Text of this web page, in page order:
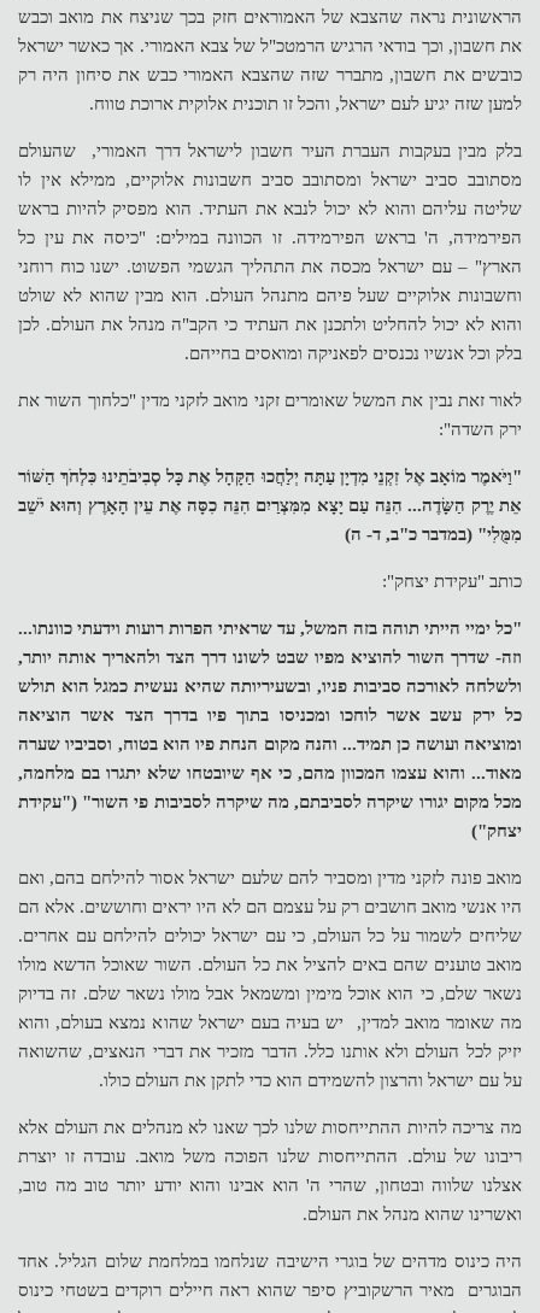
הראשונית נראה שהצבא של האמוראים חזק בכך שניצח את מואב וכבש
את חשבון, וכך בודאי הרגיש הרמטכ"ל של צבא האמורי. אך כאשר ישראל
כובשים את חשבון, מתברר שזה שהצבא האמורי כבש את סיחון היה רק
למען שזה יגיע לעם ישראל, והכל זו תוכנית אלוקית ארוכת טווח.
בלק מבין בעקבות העברת העיר חשבון לישראל דרך האמורי, שהעולם
מסתובב סביב ישראל ומסתובב סביב חשבונות אלוקיים, ממילא אין לו
שליטה עליהם והוא לא יכול לנבא את העתיד. הוא מפסיק להיות בראש
הפירמידה, ה' בראש הפירמידה. זו הכוונה במילים: "כיסה את עין כל
הארץ" – עם ישראל מכסה את התהליך הגשמי הפשוט. ישנו כוח רוחני
וחשבונות אלוקיים שעל פיהם מתנהל העולם. הוא מבין שהוא לא שולט
והוא לא יכול להחליט ולתכנן את העתיד כי הקב"ה מנהל את העולם. לכן
בלק וכל אנשיו נכנסים לפאניקה ומואסים בחייהם.
לאור זאת נבין את המשל שאומרים זקני מואב לזקני מדין "כלחוך השור את
ירק השדה":
"וַיֹּאמֶר מוֹאָב אֶל זִקְנֵי מִדְיָן עַתָּה יְלַחֲכוּ הַקָּהָל אֶת כָּל סְבִיבֹתֵינוּ כִּלְחֹךְ הַשּׁוֹר
אֵת יֶרֶק הַשָּׂדֶה... הִנֵּה עַם יָצָא מִמִּצְרַיִם הִנֵּה כִסָּה אֶת עֵין הָאָרֶץ וְהוּא יֹשֵׁב
מִמֻּלִי" (במדבר כ"ב, ד- ה)
כותב "עקידת יצחק":
"כל ימיי הייתי תוהה בזה המשל, עד שראיתי הפרות רועות וידעתי כוונתו...
וזה- שדרך השור להוציא מפיו שבט לשונו דרך הצד ולהאריך אותה יותר,
ולשלחה לאורכה סביבות פניו, ובשעיריותה שהיא נעשית כמגל הוא תולש
כל ירק עשב אשר לוחכו ומכניסו בתוך פיו בדרך הצד אשר הוציאה
ומוציאה ועושה כן תמיד... והנה מקום הנחת פיו הוא בטוח, וסביביו שערה
מאוד... והוא עצמו המכוון מהם, כי אף שיובטחו שלא יתגרו בם מלחמה,
מכל מקום יגורו שיקרה לסביבתם, מה שיקרה לסביבות פי השור" ("עקידת
יצחק")
מואב פונה לזקני מדין ומסביר להם שלעם ישראל אסור להילחם בהם, ואם
היו אנשי מואב חושבים רק על עצמם הם לא היו יראים וחוששים. אלא הם
שליחים לשמור על כל העולם, כי עם ישראל יכולים להילחם עם אחרים.
מואב טוענים שהם באים להציל את כל העולם. השור שאוכל הדשא מולו
נשאר שלם, כי הוא אוכל מימין ומשמאל אבל מולו נשאר שלם. זה בדיוק
מה שאומר מואב למדין, יש בעיה בעם ישראל שהוא נמצא בעולם, והוא
יזיק לכל העולם ולא אותנו כלל. הדבר מזכיר את דברי הנאצים, שהשואה
על עם ישראל והרצון להשמידם הוא כדי לתקן את העולם כולו.
מה צריכה להיות ההתייחסות שלנו לכך שאנו לא מנהלים את העולם אלא
ריבונו של עולם. ההתייחסות שלנו הפוכה משל מואב. עובדה זו יוצרת
אצלנו שלווה ובטחון, שהרי ה' הוא אבינו והוא יודע יותר טוב מה טוב,
ואשרינו שהוא מנהל את העולם.
היה כינוס מדהים של בוגרי הישיבה שנלחמו במלחמת שלום הגליל. אחד
הבוגרים מאיר הרשקוביץ סיפר שהוא ראה חיילים רוקדים בשטחי כינוס